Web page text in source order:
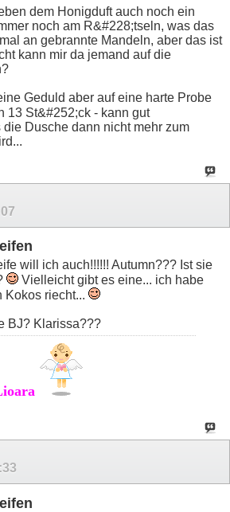
dem Honigduft auch noch ein
noch am R&#228;tseln, was das
an gebrannte Mandeln, aber das ist
kann mir da jemand auf die
Geduld aber auf eine harte Probe
13 St&#252;ck - kann gut
Dusche dann nicht mehr zum
will ich auch!!!!!! Autumn??? Ist sie
Vielleicht gibt es eine... ich habe
Kokos riecht...
BJ? Klarissa???